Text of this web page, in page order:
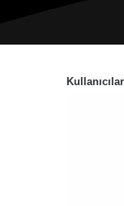
Kullanıcılar